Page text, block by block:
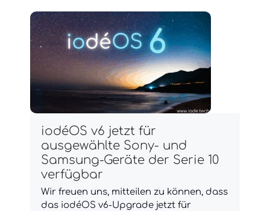
iodéOS v6 jetzt für
ausgewählte Sony- und
Samsung-Geräte der Serie 10
verfügbar
Wir freuen uns, mitteilen zu können, dass
das iodéOS v6-Upgrade jetzt für